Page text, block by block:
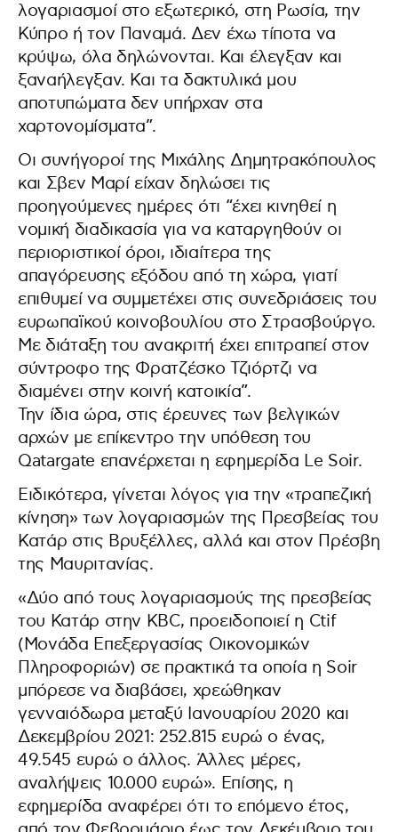
λογαριασμοί στο εξωτερικό, στη Ρωσία, την
Κύπρο ή τον Παναμά. Δεν έχω τίποτα να
κρύψω, όλα δηλώνονται. Και έλεγξαν και
ξαναήλεγξαν. Και τα δακτυλικά μου
αποτυπώματα δεν υπήρχαν στα
χαρτονομίσματα”.
Οι συνήγοροί της Μιχάλης Δημητρακόπουλος
και Σβεν Μαρί είχαν δηλώσει τις
προηγούμενες ημέρες ότι “έχει κινηθεί η
νομική διαδικασία για να καταργηθούν οι
περιοριστικοί όροι, ιδιαίτερα της
απαγόρευσης εξόδου από τη χώρα, γιατί
επιθυμεί να συμμετέχει στις συνεδριάσεις του
ευρωπαϊκού κοινοβουλίου στο Στρασβούργο.
Με διάταξη του ανακριτή έχει επιτραπεί στον
σύντροφο της Φρατζέσκο Τζιόρτζι να
διαμένει στην κοινή κατοικία”.
Την ίδια ώρα, στις έρευνες των βελγικών
αρχών με επίκεντρο την υπόθεση του
Qatargate επανέρχεται η εφημερίδα Le Soir.
Eιδικότερα, γίνεται λόγος για την «τραπεζική
κίνηση» των λογαριασμών της Πρεσβείας του
Κατάρ στις Βρυξέλλες, αλλά και στον Πρέσβη
της Μαυριτανίας.
«Δύο από τους λογαριασμούς της πρεσβείας
του Κατάρ στην KBC, προειδοποιεί η Ctif
(Μονάδα Επεξεργασίας Οικονομικών
Πληροφοριών) σε πρακτικά τα οποία η Soir
μπόρεσε να διαβάσει, χρεώθηκαν
γενναιόδωρα μεταξύ Ιανουαρίου 2020 και
Δεκεμβρίου 2021: 252.815 ευρώ ο ένας,
49.545 ευρώ ο άλλος. Άλλες μέρες,
αναλήψεις 10.000 ευρώ». Επίσης, η
εφημερίδα αναφέρει ότι το επόμενο έτος,